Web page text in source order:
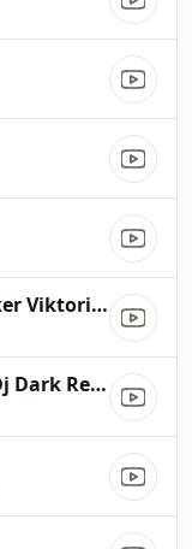
Jol Leszek Ujra (Metzker Viktoria Radio Remix)
Turn The Lights Off (Dj Dark Remix)